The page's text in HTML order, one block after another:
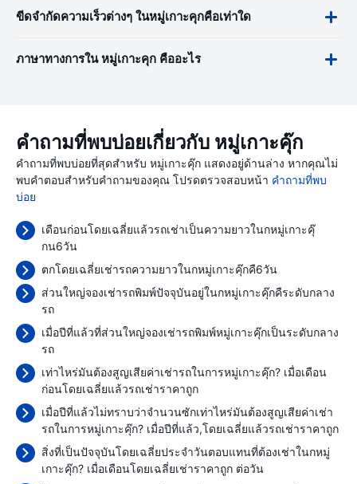
ขีดจำกัดความเร็วต่างๆ ในหมู่เกาะคุกคือเท่าใด
ภาษาทางการใน หมู่เกาะคุก คืออะไร
คำถามที่พบบ่อยเกี่ยวกับ หมู่เกาะคุ๊ก
คำถามที่พบบ่อยที่สุดสำหรับ หมู่เกาะคุ๊ก แสดงอยู่ด้านล่าง หากคุณไม่
พบคำตอบสำหรับคำถามของคุณ โปรดตรวจสอบหน้า คำถามที่พบ
บ่อย
เดือนก่อนโดยเฉลี่ยแล้วรถเช่าเป็นความยาวในกหมู่เกาะคุ๊
กน6วัน
ตกโดยเฉลี่ยเช่ารถความยาวในกหมู่เกาะคุ๊กคื6วัน
ส่วนใหญ่จองเช่ารถพิมพ์ปัจจุบันอยู่ในกหมู่เกาะคุ๊กคืระดับกลาง
รถ
เมื่อปีที่แล้วที่ส่วนใหญ่จองเช่ารถพิมพ์หมู่เกาะคุ๊กเป็นระดับกลาง
รถ
เท่าไหร่มันต้องสูญเสียค่าเช่ารถในการหมู่เกาะคุ๊ก? เมื่อเดือน
ก่อนโดยเฉลี่ยแล้วรถเช่าราคาถูก
เมื่อปีที่แล้วไม่ทราบว่าจำนวนซักเท่าไหร่มันต้องสูญเสียค่าเช่า
รถในการหมู่เกาะคุ๊ก? เมื่อปีที่แล้ว,โดยเฉลี่ยแล้วรถเช่าราคาถูก
สิ่งที่เป็นปัจจุบันโดยเฉลี่ยประจำวันตอบแทนที่ต้องเช่าในกหมู่
เกาะคุ๊ก? เมื่อเดือนโดยเฉลี่ยเช่าราคาถูก ต่อวัน